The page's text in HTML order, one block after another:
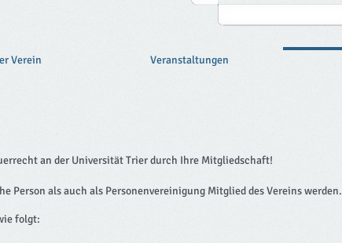
Verein Veranstaltungen
an der Universität Trier durch Ihre Mitgliedschaft!
Person als auch als Personenvereinigung Mitglied des Vereins werden.
folgt: